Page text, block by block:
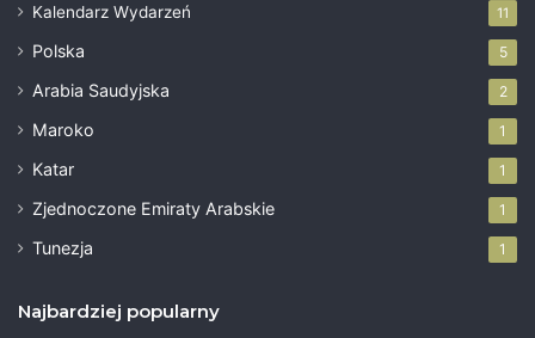
Kalendarz Wydarzeń 11
Polska 5
Arabia Saudyjska 2
Maroko 1
Katar 1
Zjednoczone Emiraty Arabskie 1
Tunezja 1
Najbardziej popularny